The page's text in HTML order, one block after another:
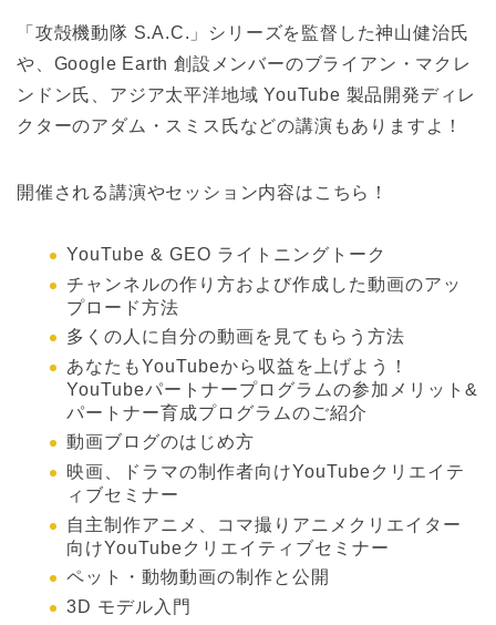
「攻殻機動隊 S.A.C.」シリーズを監督した神山健治氏
や、Google Earth 創設メンバーのブライアン・マクレ
ンドン氏、アジア太平洋地域 YouTube 製品開発ディレ
クターのアダム・スミス氏などの講演もありますよ！
開催される講演やセッション内容はこちら！
YouTube & GEO ライトニングトーク
チャンネルの作り方および作成した動画のアッ
プロード方法
多くの人に自分の動画を見てもらう方法
あなたもYouTubeから収益を上げよう！
YouTubeパートナープログラムの参加メリット&
パートナー育成プログラムのご紹介
動画ブログのはじめ方
映画、ドラマの制作者向けYouTubeクリエイテ
ィブセミナー
自主制作アニメ、コマ撮りアニメクリエイター
向けYouTubeクリエイティブセミナー
ペット・動物動画の制作と公開
3D モデル入門